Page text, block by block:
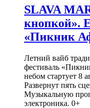
SLAVA
кнопкой».
«Пикник
Летний вайб
фестиваль
небом стартует 8
Развернут пять
Музыкальную
электроника. 0+